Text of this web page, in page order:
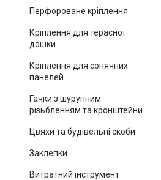
Перфороване кріплення
Кріплення для терасної
дошки
Кріплення для сонячних
панелей
Гачки з шурупним
різьбленням та кронштейни
Цвяхи та будівельні скоби
Заклепки
Витратний інструмент